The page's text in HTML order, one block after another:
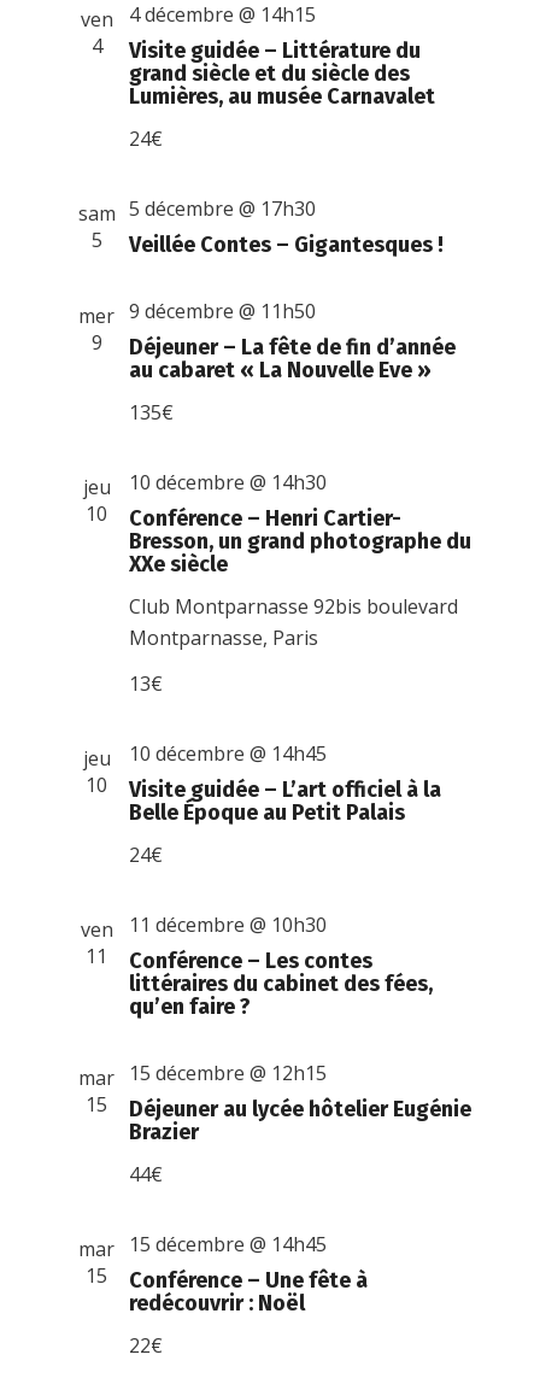
ven
4
Visite guidée – Littérature du
grand siècle et du siècle des
Lumières, au musée Carnavalet
4 décembre @ 14h15
24€
sam
5
Veillée Contes – Gigantesques !
5 décembre @ 17h30
mer
9
Déjeuner – La fête de fin d’année
au cabaret « La Nouvelle Eve »
9 décembre @ 11h50
135€
jeu
10
Conférence – Henri Cartier-
Bresson, un grand photographe du
XXe siècle
10 décembre @ 14h30
Club Montparnasse92bis boulevard
Montparnasse, Paris
13€
jeu
10
Visite guidée – L’art officiel à la
Belle Époque au Petit Palais
10 décembre @ 14h45
24€
ven
11
Conférence – Les contes
littéraires du cabinet des fées,
qu’en faire ?
11 décembre @ 10h30
mar
15
Déjeuner au lycée hôtelier Eugénie
Brazier
15 décembre @ 12h15
44€
mar
15
Conférence – Une fête à
redécouvrir : Noël
15 décembre @ 14h45
22€